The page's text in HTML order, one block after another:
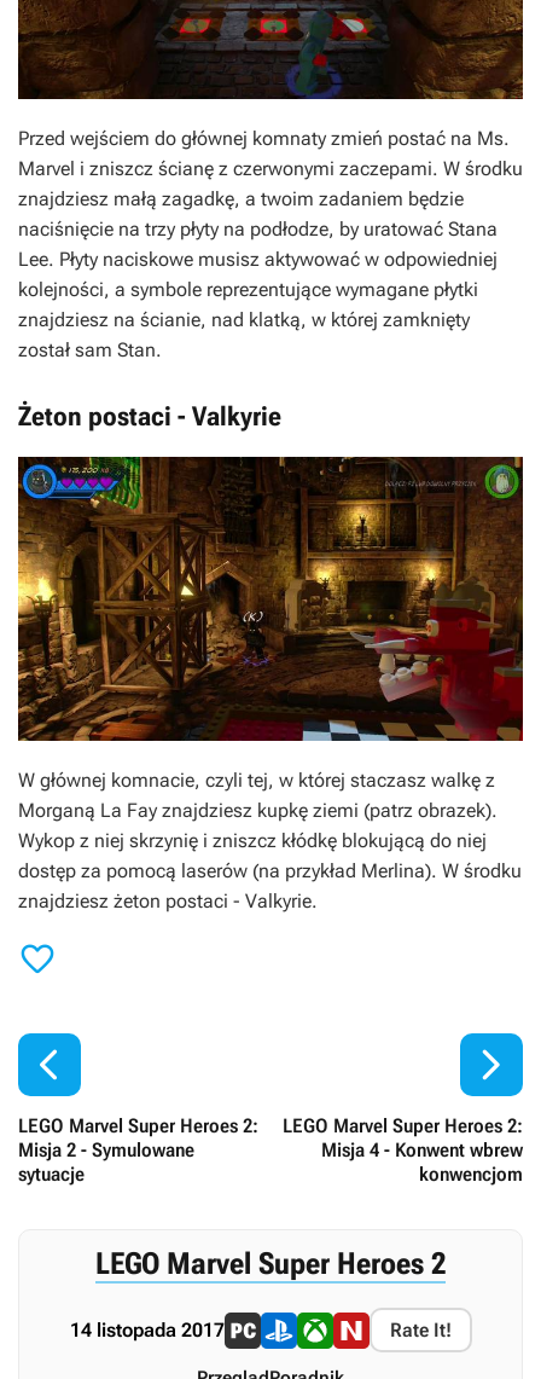
Przed wejściem do głównej komnaty zmień postać na Ms.
Marvel i zniszcz ścianę z czerwonymi zaczepami. W środku
znajdziesz małą zagadkę, a twoim zadaniem będzie
naciśnięcie na trzy płyty na podłodze, by uratować Stana
Lee. Płyty naciskowe musisz aktywować w odpowiedniej
kolejności, a symbole reprezentujące wymagane płytki
znajdziesz na ścianie, nad klatką, w której zamknięty
został sam Stan.
Żeton postaci - Valkyrie
W głównej komnacie, czyli tej, w której staczasz walkę z
Morganą La Fay znajdziesz kupkę ziemi (patrz obrazek).
Wykop z niej skrzynię i zniszcz kłódkę blokującą do niej
dostęp za pomocą laserów (na przykład Merlina). W środku
znajdziesz żeton postaci - Valkyrie.


LEGO Marvel Super Heroes 2:
Misja 2 - Symulowane
sytuacje
LEGO Marvel Super Heroes 2:
Misja 4 - Konwent wbrew
konwencjom

LEGO Marvel Super Heroes 2
14 listopada 2017 Rate It!